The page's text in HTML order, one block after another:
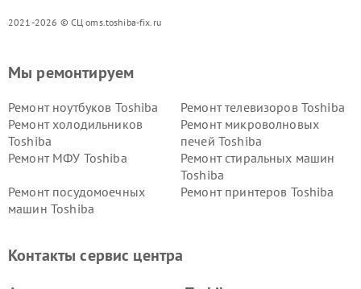
2021-2026 © СЦ oms.toshiba-fix.ru
Мы ремонтируем
Ремонт ноутбуков Toshiba
Ремонт телевизоров Toshiba
Ремонт холодильников
Toshiba
Ремонт микроволновых
печей Toshiba
Ремонт МФУ Toshiba
Ремонт стиральных машин
Toshiba
Ремонт посудомоечных
машин Toshiba
Ремонт принтеров Toshiba
Контакты сервис центра